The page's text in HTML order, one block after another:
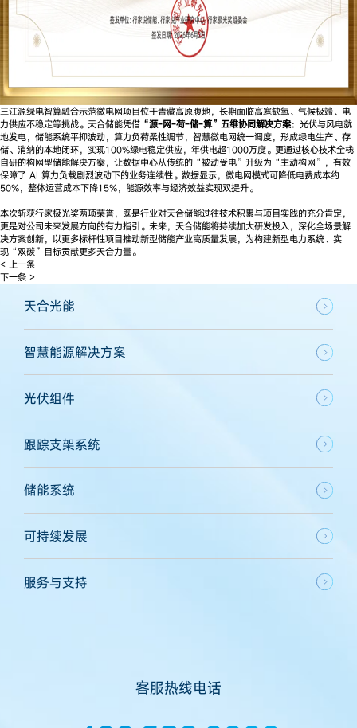
三江源绿电智算融合示范微电网项目位于青藏高原腹地，长期面临高寒缺氧、气候极端、电
力供应不稳定等挑战。天合储能凭借 “源-网-荷-储-算”五维协同解决方案：光伏与风电就
地发电，储能系统平抑波动，算力负荷柔性调节，智慧微电网统一调度，形成绿电生产、存
储、消纳的本地闭环，实现100%绿电稳定供应，年供电超1000万度。更通过核心技术全栈
自研的构网型储能解决方案，让数据中心从传统的“被动受电”升级为“主动构网”，有效
保障了 AI 算力负载剧烈波动下的业务连续性。数据显示，微电网模式可降低电费成本约
50%，整体运营成本下降15%，能源效率与经济效益实现双提升。
本次斩获行家极光奖两项荣誉，既是行业对天合储能过往技术积累与项目实践的充分肯定，
更是对公司未来发展方向的有力指引。未来，天合储能将持续加大研发投入，深化全场景解
决方案创新，以更多标杆性项目推动新型储能产业高质量发展，为构建新型电力系统、实
现“双碳”目标贡献更多天合力量。
< 上一条
下一条 >
天合光能
智慧能源解决方案
光伏组件
跟踪支架系统
储能系统
可持续发展
服务与支持
客服热线电话